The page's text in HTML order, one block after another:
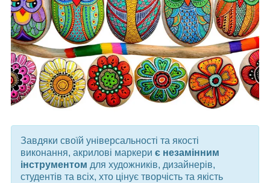
Завдяки своїй універсальності та якості
виконання, акрилові маркери є незамінним
інструментом для художників, дизайнерів,
студентів та всіх, хто цінує творчість та якість